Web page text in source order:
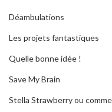
Déambulations
Les projets fantastiques
Quelle bonne idée !
Save My Brain
Stella Strawberry ou